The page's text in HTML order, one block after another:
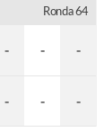
Ronda 64
- - -
- - -